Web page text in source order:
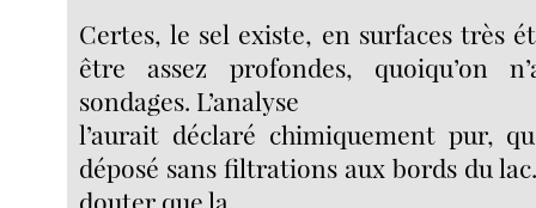
Certes, le sel existe, en surfaces très
être assez profondes, quoiqu’on
sondages. L’analyse
l’aurait déclaré chimiquement pur,
déposé sans filtrations aux bords du
douter que la